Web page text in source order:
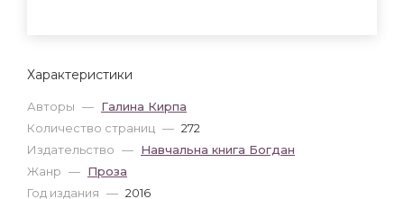
Характеристики
Авторы — Галина Кирпа
Количество страниц — 272
Издательство — Навчальна книга Богдан
Жанр — Проза
Год издания — 2016